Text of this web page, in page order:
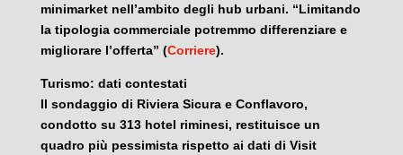
minimarket nell’ambito degli hub urbani. “Limitando
la tipologia commerciale potremmo differenziare e
migliorare l’offerta” (Corriere).
Turismo: dati contestati
Il sondaggio di Riviera Sicura e Conflavoro,
condotto su 313 hotel riminesi, restituisce un
quadro più pessimista rispetto ai dati di Visit